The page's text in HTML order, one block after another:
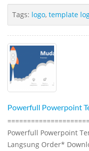
Tags: logo, template
Powerfull Powerpoint
Powerfull Powerpoint
Langsung Order*